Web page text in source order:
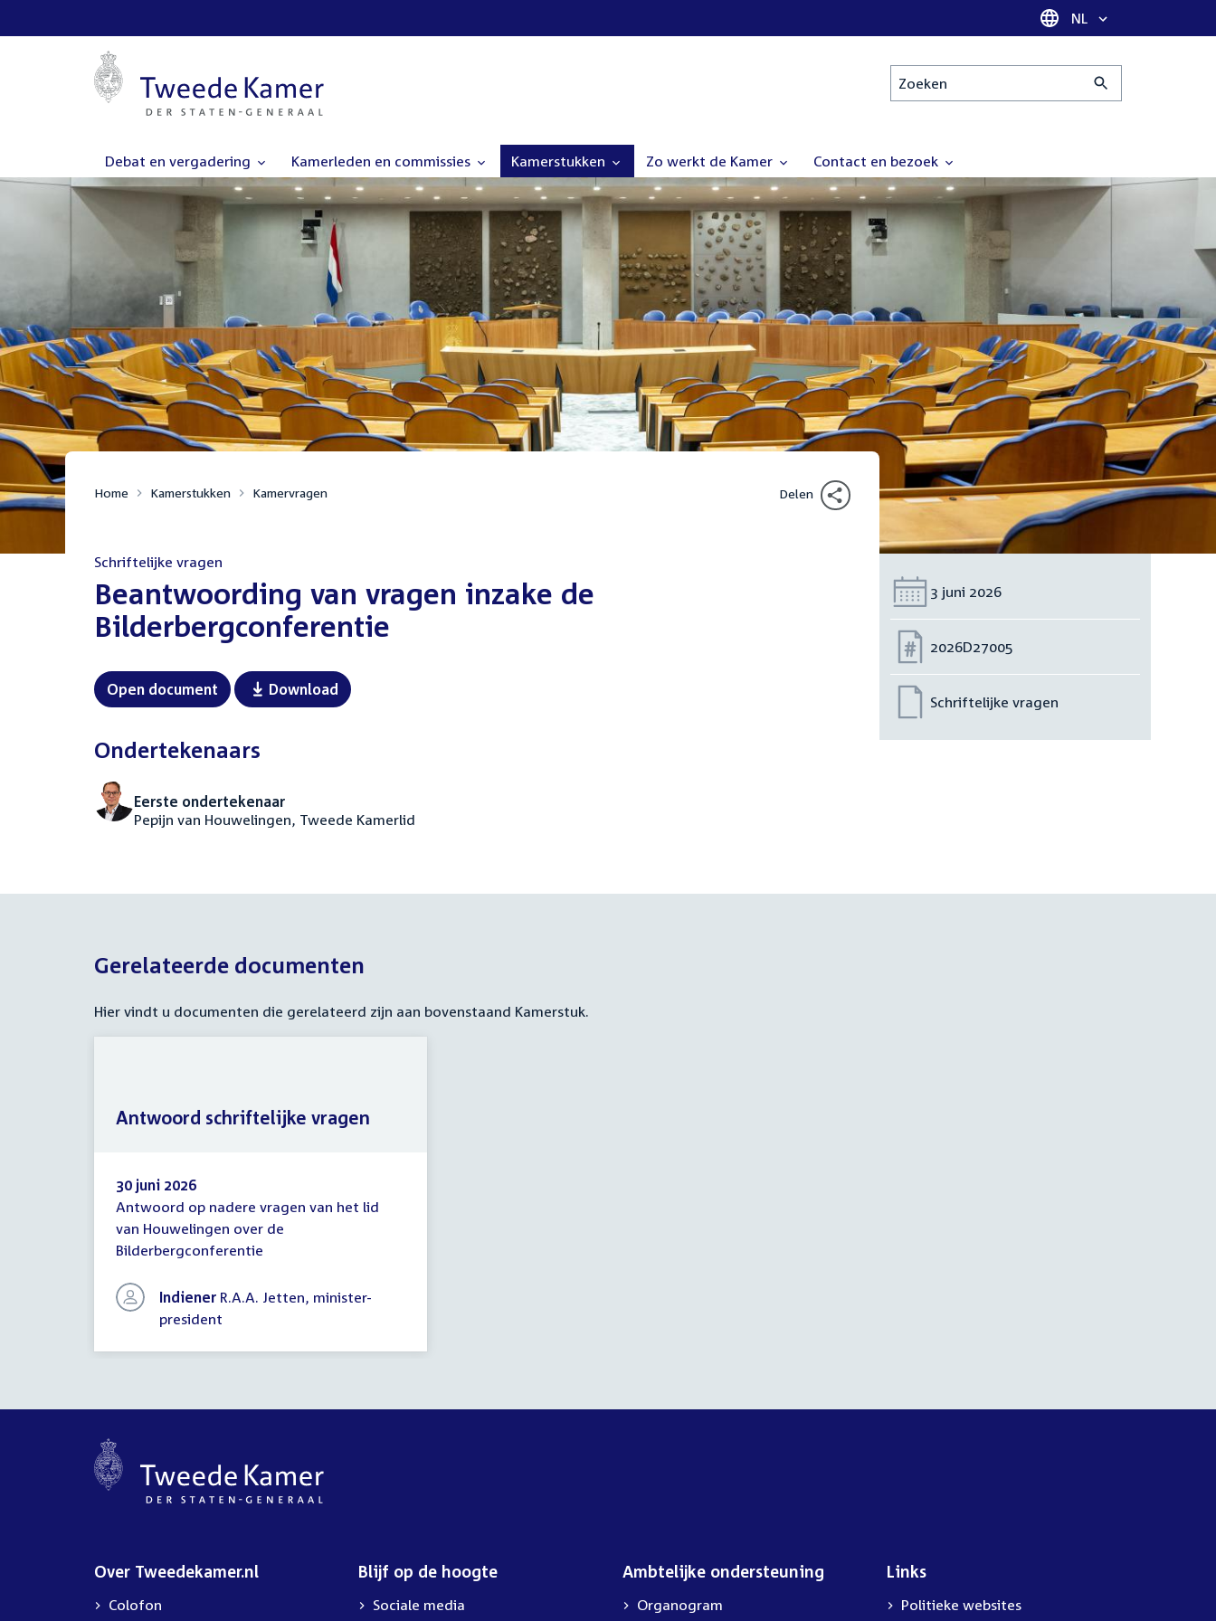
Taal selectie
NL
Zoeken
Debat en vergadering Kamerleden en commissies Kamerstukken Zo werkt de Kamer Contact en bezoek
Home Kamerstukken Kamervragen Delen
Schriftelijke vragen
:Beantwoording van vragen inzake de
Bilderbergconferentie
Open document Download
Ondertekenaars
Eerste ondertekenaar
Pepijn van Houwelingen, Tweede Kamerlid
Datum:
3 juni 2026
Nummer:
2026D27005
Schriftelijke vragen
Gerelateerde documenten
Hier vindt u documenten die gerelateerd zijn aan bovenstaand Kamerstuk.
Antwoord
schriftelijke
vragen
30 juni 2026
Antwoord op nadere vragen van het lid
van Houwelingen over de
Bilderbergconferentie
Indiener R.A.A. Jetten, minister-
president
Antwoord schriftelijke vragen
Over Tweedekamer.nl
Colofon
Blijf op de hoogte
Sociale media
Ambtelijke ondersteuning
Organogram
Links
Politieke websites